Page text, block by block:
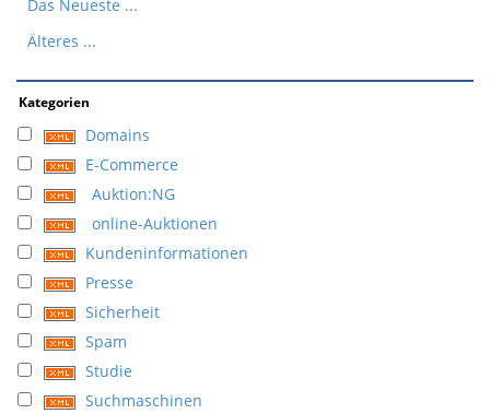
Das Neueste ...
Älteres ...
Kategorien
Domains
E-Commerce
Auktion:NG
online-Auktionen
Kundeninformationen
Presse
Sicherheit
Spam
Studie
Suchmaschinen